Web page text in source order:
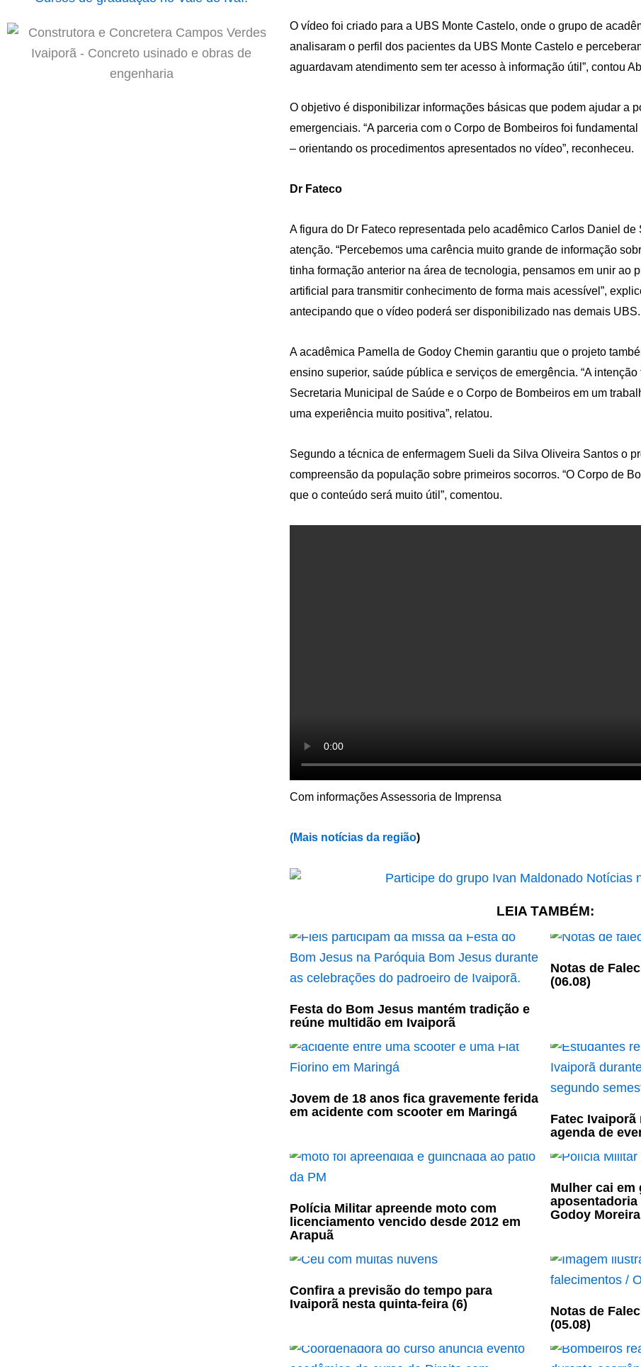
O vídeo foi criado para a UBS Monte Castelo, onde o grupo de
analisaram o perfil dos pacientes da UBS Monte Castelo e
aguardavam atendimento sem ter acesso à informação útil”, contou
O objetivo é disponibilizar informações básicas que podem ajudar a
emergenciais. “A parceria com o Corpo de Bombeiros foi
– orientando os procedimentos apresentados no vídeo”, reconheceu.
Dr Fateco
A figura do Dr Fateco representada pelo acadêmico Carlos Daniel de
atenção. “Percebemos uma carência muito grande de informação
tinha formação anterior na área de tecnologia, pensamos em unir ao
artificial para transmitir conhecimento de forma mais acessível”,
antecipando que o vídeo poderá ser disponibilizado nas demais UBS.
A acadêmica Pamella de Godoy Chemin garantiu que o projeto
ensino superior, saúde pública e serviços de emergência. “A
Secretaria Municipal de Saúde e o Corpo de Bombeiros em um
uma experiência muito positiva”, relatou.
Segundo a técnica de enfermagem Sueli da Silva Oliveira Santos o
compreensão da população sobre primeiros socorros. “O Corpo de
que o conteúdo será muito útil”, comentou.
Com informações Assessoria de Imprensa
(Mais notícias da região)
LEIA TAMBÉM:
Festa do Bom Jesus mantém tradição e
reúne multidão em Ivaiporã
Notas de
(06.08)
Jovem de 18 anos fica gravemente ferida
em acidente com scooter em Maringá
Fatec Ivaiporã
agenda de
Polícia Militar apreende moto com
licenciamento vencido desde 2012 em
Arapuã
Mulher cai em
Godoy Moreira
Confira a previsão do tempo para
Ivaiporã nesta quinta-feira (6)
Notas de
(05.08)